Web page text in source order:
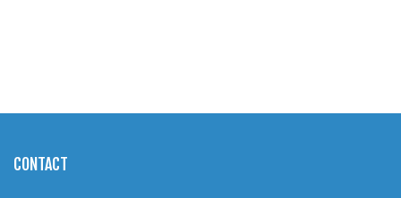
CONTACT